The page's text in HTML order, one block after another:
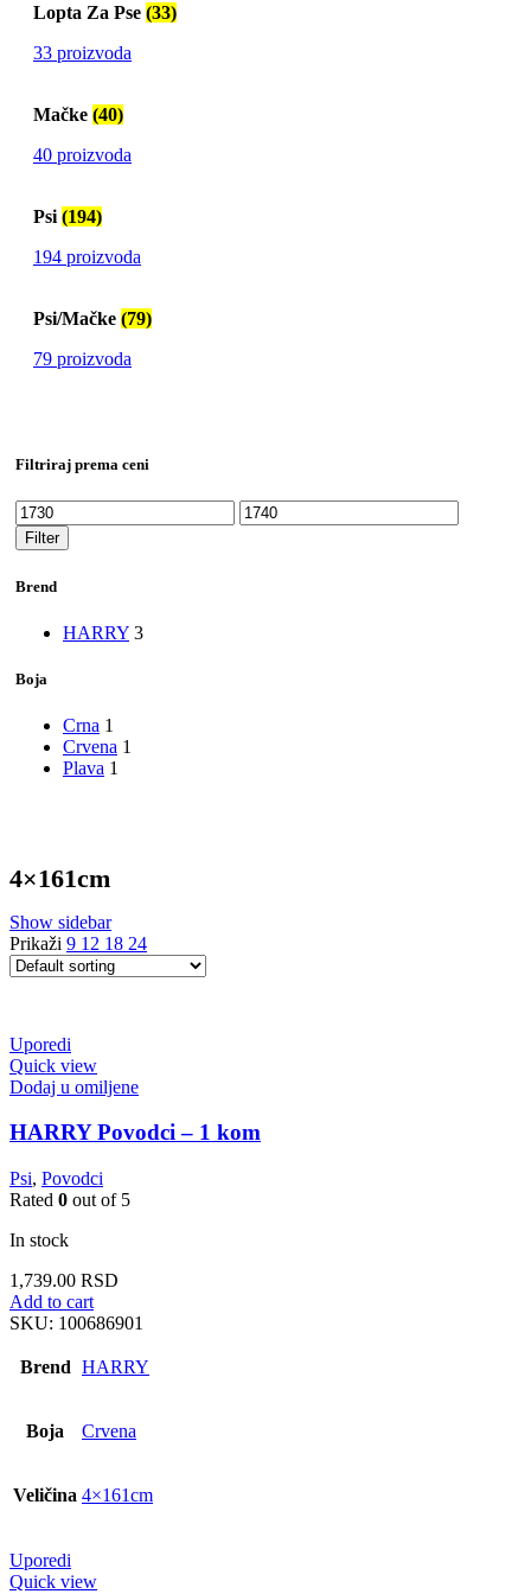
Lopta Za Pse (33)
33 proizvoda
Mačke (40)
40 proizvoda
Psi (194)
194 proizvoda
Psi/Mačke (79)
79 proizvoda
Filtriraj prema ceni
Min
price
Max
price
Filter
Brend
HARRY 3
Boja
Crna 1
Crvena 1
Plava 1
4×161cm
Show sidebar
Prikaži 9 12 18 24
Uporedi
Quick view
Dodaj u omiljene
HARRY Povodci – 1 kom
Psi, Povodci
Rated 0 out of 5
In stock
1,739.00 RSD
Add to cart
SKU: 100686901
Brend HARRY
Boja Crvena
Veličina 4×161cm
Uporedi
Quick view